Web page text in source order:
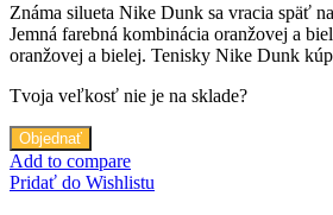
Známa silueta Nike Dunk sa vracia späť
Jemná farebná kombinácia oranžovej a
oranžovej a bielej. Tenisky Nike Dunk
Tvoja veľkosť nie je na sklade?
Objednať
Add to compare
Pridať do Wishlistu